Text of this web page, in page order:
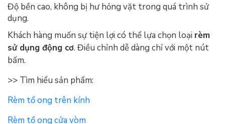
Độ bền cao, không bị hư hỏng vặt trong quá trình sử
dụng.
Khách hàng muốn sự tiện lợi có thể lựa chọn loại rèm
sử dụng động cơ. Điều chỉnh dễ dàng chỉ với một nút
bấm.
>> Tìm hiểu sản phẩm:
Rèm tổ ong trên kính
Rèm tổ ong cửa vòm